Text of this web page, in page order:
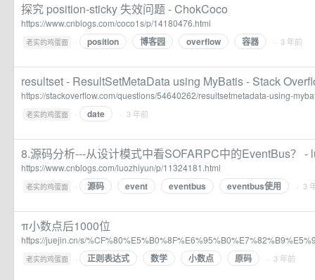
探究 position-sticky 失效问题 - ChokCoco
https://www.cnblogs.com/coco1s/p/14180476.html
老实的鸡蛋面 · position 博客园 overflow 容器 · 3 年前
resultset - ResultSetMetaData using MyBatis - Stack
https://stackoverflow.com/questions/54640262/resultsetmetadata-using-
老实的鸡蛋面 · date · 3 年前
8.源码分析---从设计模式中看SOFARPC中的EventBus？ -
https://www.cnblogs.com/luozhiyun/p/11324181.html
老实的鸡蛋面 · 源码 event eventbus eventbus使用 · 3
π小数点后1000位
https://juejin.cn/s/
老实的鸡蛋面 · 正则表达式 数学 小数点 原码 · 3 年前